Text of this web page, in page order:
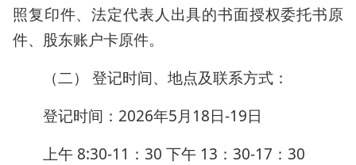
照复印件、法定代表人出具的书面授权委托书原
件、股东账户卡原件。
（二） 登记时间、地点及联系方式：
登记时间：2026年5月18日-19日
上午 8:30-11：30 下午 13：30-17：30